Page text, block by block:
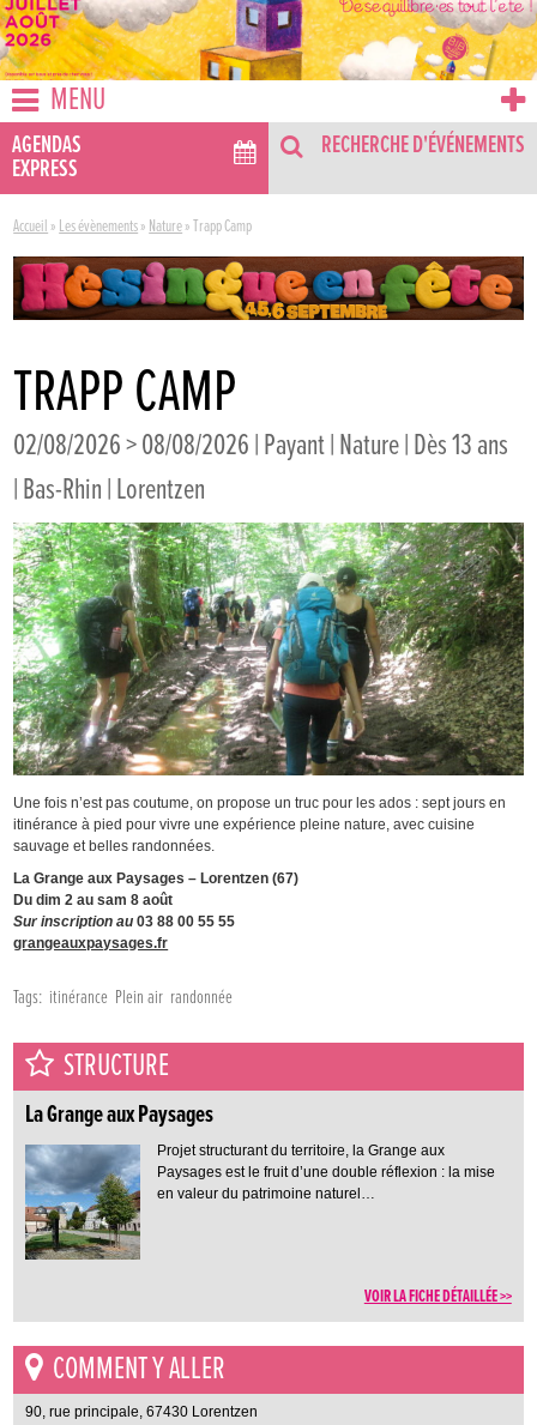
MENU
AGENDAS
EXPRESS
RECHERCHE D'ÉVÉNEMENTS
Accueil » Les évènements» Nature»Trapp Camp
TRAPP CAMP
02/08/2026 > 08/08/2026 | Payant | Nature | Dès 13 ans
| Bas-Rhin | Lorentzen
Une fois n’est pas coutume, on propose un truc pour les ados : sept jours en
itinérance à pied pour vivre une expérience pleine nature, avec cuisine
sauvage et belles randonnées.
La Grange aux Paysages – Lorentzen (67)
Du dim 2 au sam 8 août
Sur inscription au03 88 00 55 55
grangeauxpaysages.fr
Tags: itinérance Plein air randonnée
STRUCTURE
La Grange aux Paysages
Projet structurant du territoire, la Grange aux
Paysages est le fruit d’une double réflexion : la mise
en valeur du patrimoine naturel…
VOIR LA FICHE DÉTAILLÉE >>
COMMENT Y ALLER
90, rue principale, 67430 Lorentzen